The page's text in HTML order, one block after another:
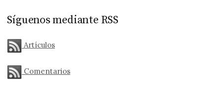
Síguenos mediante RSS
Artículos
Comentarios